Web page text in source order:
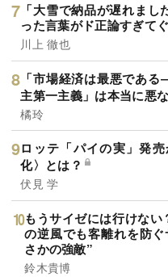
「大雪で納品が遅れま
った言葉がド正論すぎて
川上 徹也
「市場経済は最悪であ
主第一主義」は本当に悪
橘玲
ロッテ「パイの実」発
化〉とは？
伏見 学
もうサイゼには行けない
の逆風でも客離れを防
さかの強敵”
鈴木貴博